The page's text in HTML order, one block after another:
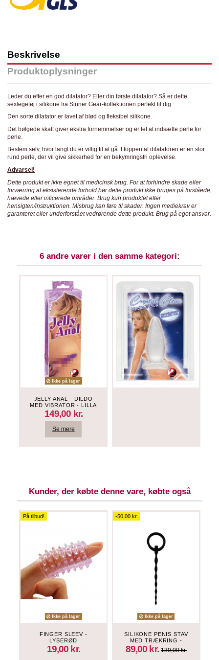
Beskrivelse
Produktoplysninger
Leder du efter en god dilatator? Eller din første dilatator? Så er dette
sexlegetøj i silikone fra Sinner Gear-kollektionen perfekt til dig.
Den sorte dilatator er lavet af blød og fleksibel silikone.
Det bølgede skaft giver ekstra fornemmelser og er let at indsætte perle for
perle.
Bestem selv, hvor langt du er villig til at gå. I toppen af ​​dilatatoren er en stor
rund perle, der vil give sikkerhed for en bekymringsfri oplevelse.
Advarsel !
Dette produkt er ikke egnet til medicinsk brug. For at forhindre skade eller
forværring af eksisterende forhold bør dette produkt ikke bruges på forslåede,
hævede eller inficerede områder. Brug kun produktet efter
hensigten/instruktionen. Misbrug kan føre til skader. Ingen mediekrav er
garanteret eller underforstået vedrørende dette produkt. Brug på eget ansvar.
6 andre varer i den samme kategori:
Ikke på lager
JELLY ANAL - DILDO
MED VIBRATOR - LILLA
149,00 kr.
Se mere
Kunder, der købte denne vare, købte også
På tilbud!
Ikke på lager
FINGER SLEEV -
LYSERØD
19,00 kr.
-50,00 kr.
Ikke på lager
SILIKONE PENIS STAV
MED TRÆKRING -
SORT
89,00 kr. 139,00 kr.